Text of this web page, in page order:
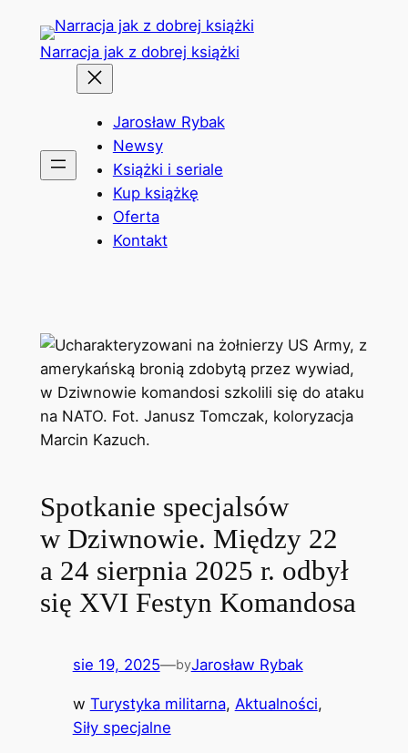
Przejdź
Narracja jak z dobrej książki
Jarosław Rybak
Newsy
Książki i seriale
Kup książkę
Oferta
Kontakt
Spotkanie specjalsów
w Dziwnowie. Między 22
a 24 sierpnia 2025 r. odbył
się XVI Festyn Komandosa
sie 19, 2025—byJarosław Rybak
w Turystyka militarna, Aktualności
Siły specjalne